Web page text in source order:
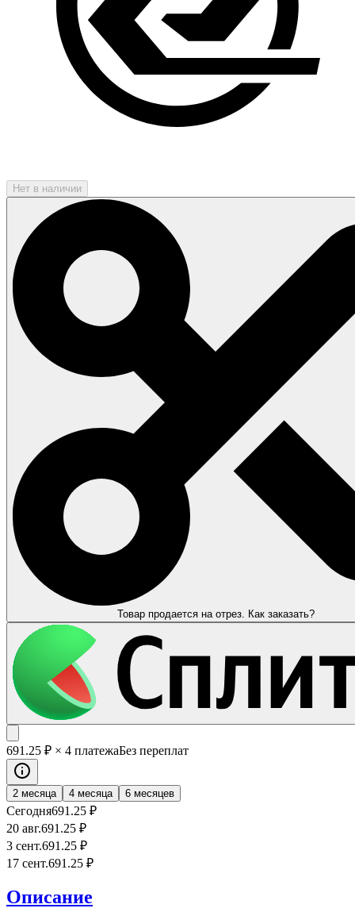
Нет в наличии
Товар продается на отрез. Как заказать?
691 .25 ₽ × 4 платежаБез переплат
2 месяца 4 месяца 6 месяцев
Сегодня691 .25 ₽
20 авг.691 .25 ₽
3 сент.691 .25 ₽
17 сент.691 .25 ₽
Описание